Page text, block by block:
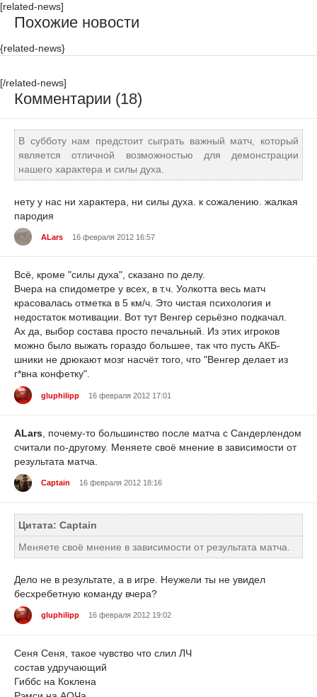
[related-news]
Похожие новости
{related-news}
[/related-news]
Комментарии (18)
В субботу нам предстоит сыграть важный матч, который
является отличной возможностью для демонстрации
нашего характера и силы духа.
нету у нас ни характера, ни силы духа. к сожалению. жалкая
пародия
ALars 16 февраля 2012 16:57
Всё, кроме "силы духа", сказано по делу.
Вчера на спидометре у всех, в т.ч. Уолкотта весь матч
красовалась отметка в 5 км/ч. Это чистая психология и
недостаток мотивации. Вот тут Венгер серьёзно подкачал.
Ах да, выбор состава просто печальный. Из этих игроков
можно было выжать гораздо большее, так что пусть АКБ-
шники не дрюкают мозг насчёт того, что "Венгер делает из
г*вна конфетку".
gluphilipp 16 февраля 2012 17:01
ALars, почему-то большинство после матча с Сандерлендом
считали по-другому. Меняете своё мнение в зависимости от
результата матча.
Captain 16 февраля 2012 18:16
Цитата: Captain
Меняете своё мнение в зависимости от результата матча.
Дело не в результате, а в игре. Неужели ты не увидел
бесхребетную команду вчера?
gluphilipp 16 февраля 2012 19:02
Сеня Сеня, такое чувство что слил ЛЧ
состав удручающий
Гиббс на Коклена